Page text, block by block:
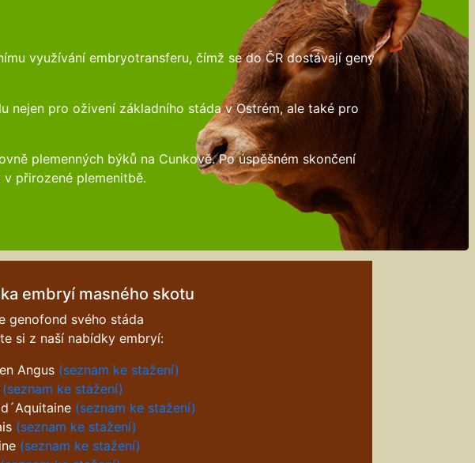
využívání embryotransferu, čímž se do ČR dostávají geny
pro oživení základního stáda v Ostrém, ale také pro
plemenných býků na Cunkově. Po úspěšném skončení
přirozené plemenitbě.
embryí masného skotu
genofond svého stáda
si z naší nabídky embryí:
Angus (seznam ke stažení)
(seznam ke stažení)
(seznam ke stažení)
(seznam ke stažení)
(seznam ke stažení)